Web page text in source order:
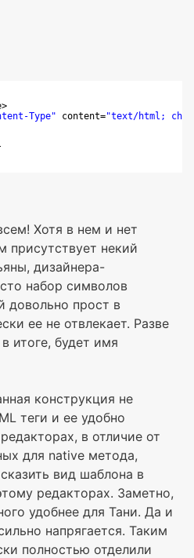
Type" content="text/html;
Хотя в нем и нет
присутствует некий
дизайнера-
набор символов
довольно прост в
ее не отвлекает. Разве
итоге, будет имя
конструкция не
теги и ее удобно
в отличие от
для native метода,
вид шаблона в
редакторах. Заметно,
удобнее для Тани. Да и
напрягается. Таким
полностью отделили